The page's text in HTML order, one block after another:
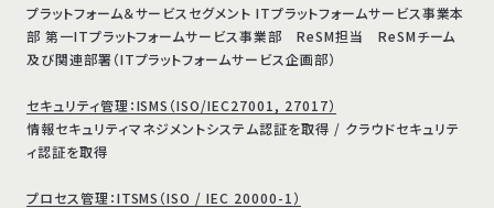
プラットフォーム＆サービスセグメント ITプラットフォームサービス事業本
部 第一ITプラットフォームサービス事業部 ReSM担当 ReSMチーム
及び関連部署（ITプラットフォームサービス企画部）
セキュリティ管理：ISMS（ISO/IEC27001, 27017）
情報セキュリティマネジメントシステム認証を取得 / クラウドセキュリテ
ィ認証を取得
プロセス管理：ITSMS（ISO / IEC 20000-1）